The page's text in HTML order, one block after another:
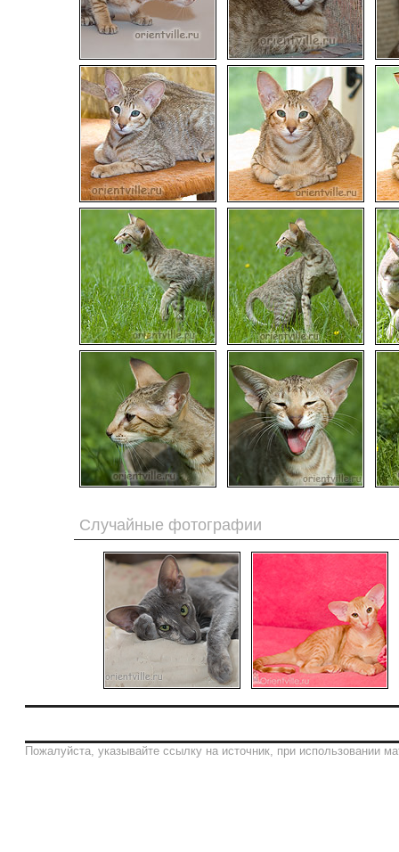
Случайные фотографии
Пожалуйста, указывайте ссылку на источник, при использовании